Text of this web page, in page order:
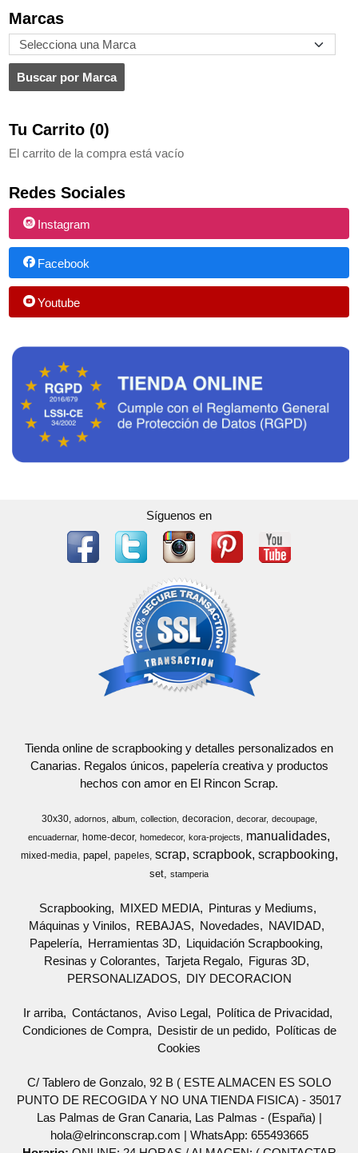
Marcas
Tu Carrito (0)
El carrito de la compra está vacío
Redes Sociales
Instagram
Facebook
Youtube
Síguenos en
Tienda online de scrapbooking y detalles personalizados en
Canarias. Regalos únicos, papelería creativa y productos
hechos con amor en El Rincon Scrap.
30x30 adornos album collection decoracion decorar
decoupage
encuadernar
home-decor homedecor kora-projects manualidades
mixed-media papel papeles scrap scrapbook scrapbooking
set stamperia
Scrapbooking MIXED MEDIA
Pinturas y Mediums
Máquinas y Vinilos
REBAJAS Novedades
NAVIDAD
Papelería
Herramientas 3D
Liquidación Scrapbooking
Resinas y Colorantes
Tarjeta Regalo
Figuras 3D
PERSONALIZADOS
DIY DECORACION
Ir arriba Contáctanos Aviso Legal
Política de Privacidad
Condiciones de Compra
Desistir de un pedido
Políticas de
Cookies
C/ Tablero de Gonzalo, 92 B ( ESTE ALMACEN ES SOLO
PUNTO DE RECOGIDA Y NO UNA TIENDA FISICA) - 35017
Las Palmas de Gran Canaria, Las Palmas - (España) |
hola@elrinconscrap.com | WhatsApp: 655493665